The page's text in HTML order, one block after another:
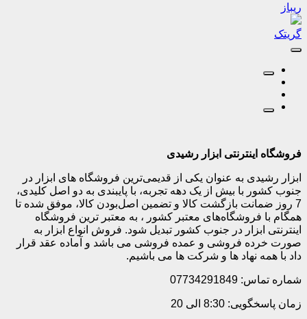
ریباز
گریتک
فروشگاه اینترنتی ابزار رشیدی
ابزار رشیدی به عنوان یکی از قدیمی‌ترین فروشگاه های ابزار در
جنوب کشور با بیش از یک دهه تجربه، با پایبندی به دو اصل کلیدی،
7 روز ضمانت بازگشت کالا و تضمین اصل‌بودن کالا، موفق شده تا
همگام با فروشگاه‌های معتبر کشور ، به معتبر ترین فروشگاه
اینترنتی ابزار در جنوب کشور تبدیل شود. فروش انواع ابزار به
صورت خرده فروشی و عمده فروشی می باشد و آماده عقد قرار
داد با همه نهاد ها و شرکت ها می باشیم.
شماره تماس: 07734291849
زمان پاسخگویی: 8:30 الی 20